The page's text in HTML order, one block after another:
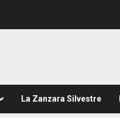
La Zanzara Silvestre